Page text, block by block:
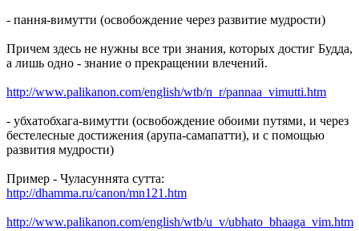
- пання-вимутти (освобождение через развитие мудрости)
Причем здесь не нужны все три знания, которых достиг Будда,
а лишь одно - знание о прекращении влечений.
http://www.palikanon.com/english/wtb/n_r/pannaa_vimutti.htm
- убхатобхага-вимутти (освобождение обоими путями, и через
бестелесные достижения (арупа-самапатти), и с помощью
развития мудрости)
Пример - Чуласуннята сутта:
http://dhamma.ru/canon/mn121.htm
http://www.palikanon.com/english/wtb/u_v/ubhato_bhaaga_vim.htm